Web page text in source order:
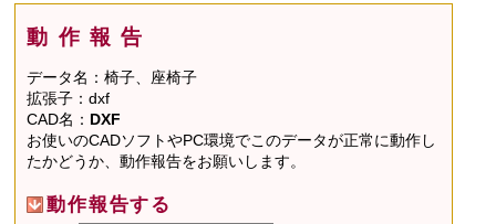
動作報告
データ名：椅子、座椅子
拡張子：dxf
CAD名： DXF
お使いのCADソフトやPC環境でこのデータが正常に動作し
たかどうか、動作報告をお願いします。
動作報告する